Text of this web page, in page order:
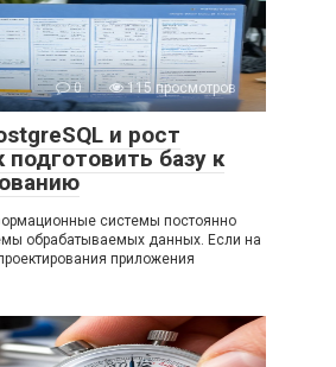
0 115 просмотров
и рост
подготовить базу к
системы постоянно
обрабатываемых данных. Если на
приложения